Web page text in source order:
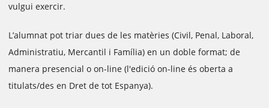
vulgui exercir.
L’alumnat pot triar dues de les matèries (Civil, Penal, Laboral,
Administratiu, Mercantil i Família) en un doble format; de
manera presencial o on-line (l'edició on-line és oberta a
titulats/des en Dret de tot Espanya).